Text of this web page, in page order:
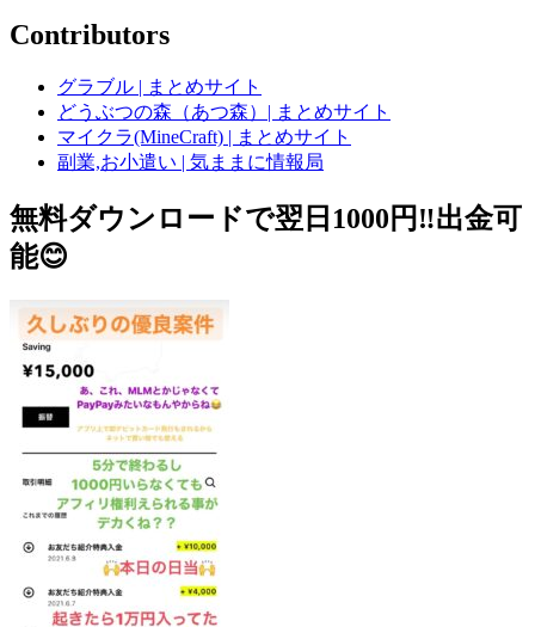
Contributors
グラブル | まとめサイト
どうぶつの森（あつ森）| まとめサイト
マイクラ(MineCraft) | まとめサイト
副業,お小遣い | 気ままに情報局
無料ダウンロードで翌日1000円‼️出金可
能😊